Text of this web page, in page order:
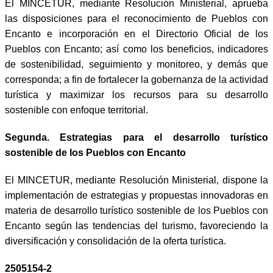
El MINCETUR, mediante Resolución Ministerial, aprueba
las disposiciones para el reconocimiento de Pueblos con
Encanto e incorporación en el Directorio Oficial de los
Pueblos con Encanto; así como los beneficios, indicadores
de sostenibilidad, seguimiento y monitoreo, y demás que
corresponda; a fin de fortalecer la gobernanza de la actividad
turística y maximizar los recursos para su desarrollo
sostenible con enfoque territorial.
Segunda. Estrategias para el desarrollo turístico
sostenible de los Pueblos con Encanto
El MINCETUR, mediante Resolución Ministerial, dispone la
implementación de estrategias y propuestas innovadoras en
materia de desarrollo turístico sostenible de los Pueblos con
Encanto según las tendencias del turismo, favoreciendo la
diversificación y consolidación de la oferta turística.
2505154-2